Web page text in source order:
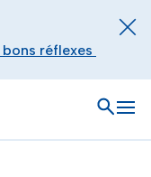
bons réflexes
Ouvrir